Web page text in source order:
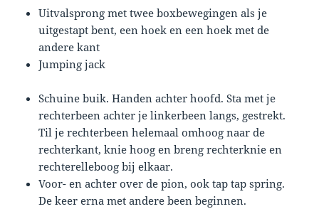
Uitvalsprong met twee boxbewegingen als je
uitgestapt bent, een hoek en een hoek met de
andere kant
Jumping jack
Schuine buik. Handen achter hoofd. Sta met je
rechterbeen achter je linkerbeen langs, gestrekt.
Til je rechterbeen helemaal omhoog naar de
rechterkant, knie hoog en breng rechterknie en
rechterelleboog bij elkaar.
Voor- en achter over de pion, ook tap tap spring.
De keer erna met andere been beginnen.